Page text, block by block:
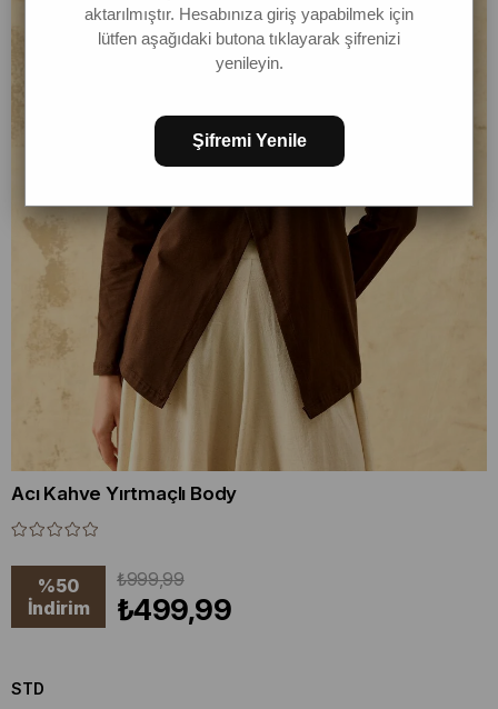
Acı Kahve Yırtmaçlı Body
%50
İndirim
₺999,99
₺499,99
STD
aktarılmıştır. Hesabınıza giriş yapabilmek için
lütfen aşağıdaki butona tıklayarak şifrenizi
yenileyin.
Şifremi Yenile